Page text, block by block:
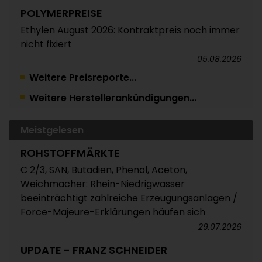
POLYMERPREISE
Ethylen August 2026: Kontraktpreis noch immer
nicht fixiert
05.08.2026
TRINSEO
Deutliche Preiserhöhungen für Polystyrol, ABS
POLYMERPREISE
Vorprodukte Juli/August 2026
POLYMERPREISE
Styrolkunststoffe Juli 2026: Absturz der SM-
Atempause wohl aber nur von kurzer Dauer
Weitere Preisreporte...
Weitere Herstellerankündigungen...
Meistgelesen
ROHSTOFFMÄRKTE
C 2/3, SAN, Butadien, Phenol, Aceton,
Weichmacher: Rhein-Niedrigwasser
beeinträchtigt zahlreiche Erzeugungsanlagen /
Force-Majeure-Erklärungen häufen sich
29.07.2026
UPDATE - FRANZ SCHNEIDER